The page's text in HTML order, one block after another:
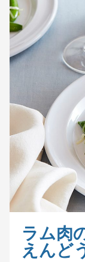
ラム肉
えんど